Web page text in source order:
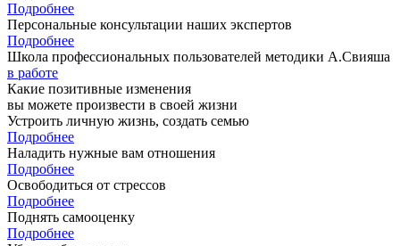
Подробнее
Персональные консультации наших экспертов
Подробнее
Школа профессиональных пользователей методики А.Свияша
в работе
Какие позитивные изменения
вы можете произвести в своей жизни
Устроить личную жизнь, создать семью
Подробнее
Наладить нужные вам отношения
Подробнее
Освободиться от стрессов
Подробнее
Поднять самооценку
Подробнее